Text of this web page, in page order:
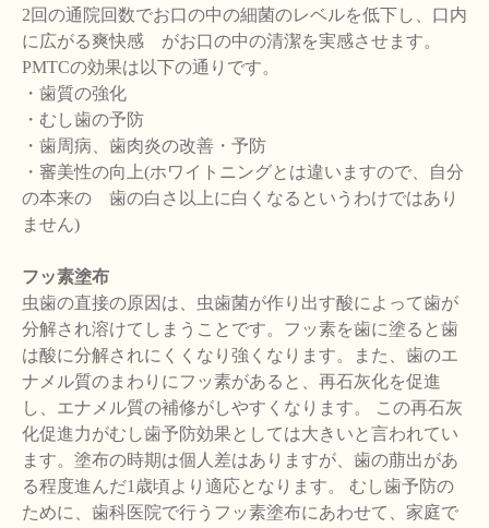
2回の通院回数でお口の中の細菌のレベルを低下し、口内
に広がる爽快感 がお口の中の清潔を実感させます。
PMTCの効果は以下の通りです。
・歯質の強化
・むし歯の予防
・歯周病、歯肉炎の改善・予防
・審美性の向上(ホワイトニングとは違いますので、自分
の本来の 歯の白さ以上に白くなるというわけではあり
ません)
フッ素塗布
虫歯の直接の原因は、虫歯菌が作り出す酸によって歯が
分解され溶けてしまうことです。フッ素を歯に塗ると歯
は酸に分解されにくくなり強くなります。また、歯のエ
ナメル質のまわりにフッ素があると、再石灰化を促進
し、エナメル質の補修がしやすくなります。 この再石灰
化促進力がむし歯予防効果としては大きいと言われてい
ます。塗布の時期は個人差はありますが、歯の萠出があ
る程度進んだ1歳頃より適応となります。 むし歯予防の
ために、歯科医院で行うフッ素塗布にあわせて、家庭で